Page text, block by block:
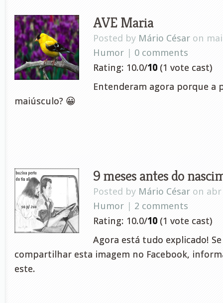
AVE Maria
Posted by Mário César on
Humor | 0 comments
Rating: 10.0/10 (1 vote cast)
Entenderam agora porque a
maiúsculo? 😀
9 meses antes do
Posted by Mário César on
Humor | 2 comments
Rating: 10.0/10 (1 vote cast)
Agora está tudo explicado!
compartilhar esta imagem no Facebook,
este.